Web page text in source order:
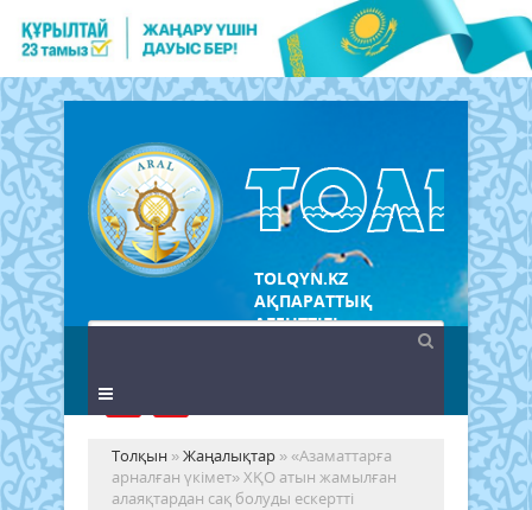
TOLQYN.KZ
АҚПАРАТТЫҚ
АГЕНТТІГІ
Толқын »Жаңалықтар » «Азаматтарға
арналған үкімет» ХҚО атын жамылған
алаяқтардан сақ болуды ескертті